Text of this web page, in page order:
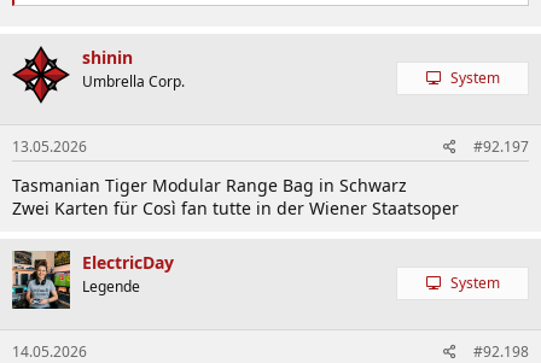
shinin
Umbrella Corp. System
13.05.2026 #92.197
Tasmanian Tiger Modular Range Bag in Schwarz
Zwei Karten für Così fan tutte in der Wiener Staatsoper
ElectricDay
Legende System
14.05.2026 #92.198